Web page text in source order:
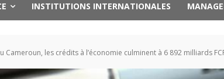
INSTITUTIONS INTERNATIONALES
Cameroun, les crédits à l’économie culminent à 6 892 milliards